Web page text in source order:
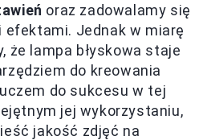
oraz zadowalamy się
efektami. Jednak w miarę
że lampa błyskowa staje
do kreowania
do sukcesu w tej
jej wykorzystaniu,
jakość zdjęć na